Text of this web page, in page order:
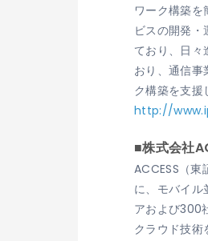
ワーク構築
ビスの開発
ており、日
おり、通信事
ク構築を支援
http://
■株式会社
ACCESS（
に、モバイル
アおよび300
クラウド技術